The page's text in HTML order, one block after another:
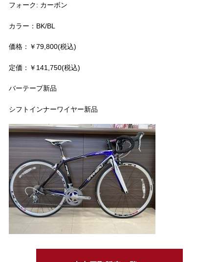
フォーク: カーボン
カラー：BK/BL
価格：￥79,800(税込)
定価：￥141,750(税込)
バーテープ新品
シフトインナーワイヤー新品